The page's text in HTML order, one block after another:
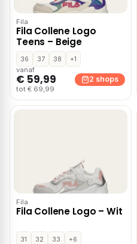
Fila
Fila Collene Logo
Teens – Beige
36 37 38
+1
vanaf
€ 59,99
tot € 69,99
2 shops
Fila
Fila Collene Logo – Wit
31 32 33
+6